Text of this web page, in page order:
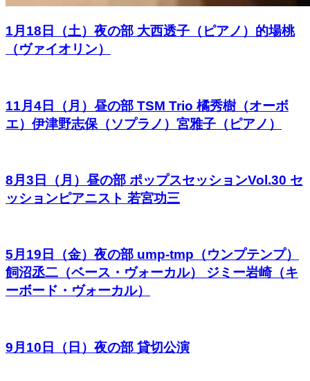
1月18日（土）夜の部 大西透子（ピアノ）的場桃
（ヴァイオリン）
11月4日（月）昼の部 TSM Trio 橘秀樹（オーボ
エ）伊津野志保（ソプラノ）宮雅子（ピアノ）
8月3日（月）昼の部 ポップスセッションVol.30 セ
ッションピアニスト 若宮功三
5月19日（金）夜の部 ump-tmp（ウンプテンプ）
飼沼丞二（ベース・ヴォーカル） ジミー岩崎（キ
ーボード・ヴォーカル）
9月10日（日）夜の部 貸切公演